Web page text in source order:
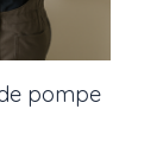
pompe